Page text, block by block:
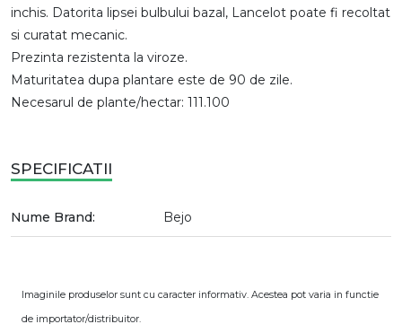
inchis. Datorita lipsei bulbului bazal, Lancelot poate fi recoltat
si curatat mecanic.
Prezinta rezistenta la viroze.
Maturitatea dupa plantare este de 90 de zile.
Necesarul de plante/hectar: 111.100
SPECIFICATII
Nume Brand: Bejo
Imaginile produselor sunt cu caracter informativ. Acestea pot varia in functie
de importator/distribuitor.